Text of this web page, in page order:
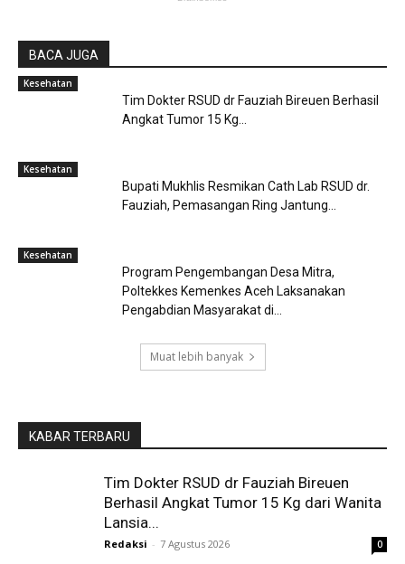
BACA JUGA
Kesehatan
Tim Dokter RSUD dr Fauziah Bireuen Berhasil
Angkat Tumor 15 Kg...
Kesehatan
Bupati Mukhlis Resmikan Cath Lab RSUD dr.
Fauziah, Pemasangan Ring Jantung...
Kesehatan
Program Pengembangan Desa Mitra,
Poltekkes Kemenkes Aceh Laksanakan
Pengabdian Masyarakat di...
Muat lebih banyak
KABAR TERBARU
Tim Dokter RSUD dr Fauziah Bireuen
Berhasil Angkat Tumor 15 Kg dari Wanita
Lansia...
Redaksi - 7 Agustus 2026 0